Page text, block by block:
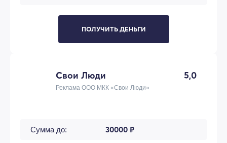
ПОЛУЧИТЬ ДЕНЬГИ
Свои Люди 5,0
Реклама ООО МКК «Свои Люди»
Сумма до: 30000 ₽